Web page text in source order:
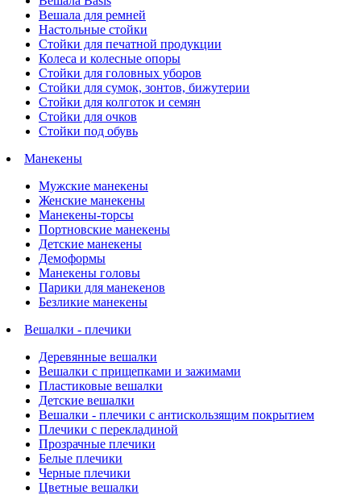
Вешала для ремней
Настольные стойки
Стойки для печатной продукции
Колеса и колесные опоры
Стойки для головных уборов
Стойки для сумок, зонтов, бижутерии
Стойки для колготок и семян
Стойки для очков
Стойки под обувь
Манекены
Мужские манекены
Женские манекены
Манекены-торсы
Портновские манекены
Детские манекены
Демоформы
Манекены головы
Парики для манекенов
Безликие манекены
Вешалки - плечики
Деревянные вешалки
Вешалки с прищепками и зажимами
Пластиковые вешалки
Детские вешалки
Вешалки - плечики с антискользящим покрытием
Плечики с перекладиной
Прозрачные плечики
Белые плечики
Черные плечики
Цветные вешалки